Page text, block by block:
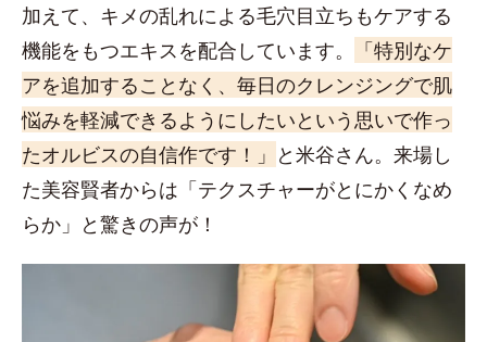
加えて、キメの乱れによる毛穴目立ちもケアする
機能をもつエキスを配合しています。
「特別なケ
アを追加することなく、毎日のクレンジングで肌
悩みを軽減できるようにしたいという思いで作っ
たオルビスの自信作です！」 と米谷さん。来場し
た美容賢者からは「テクスチャーがとにかくなめ
らか」と驚きの声が！